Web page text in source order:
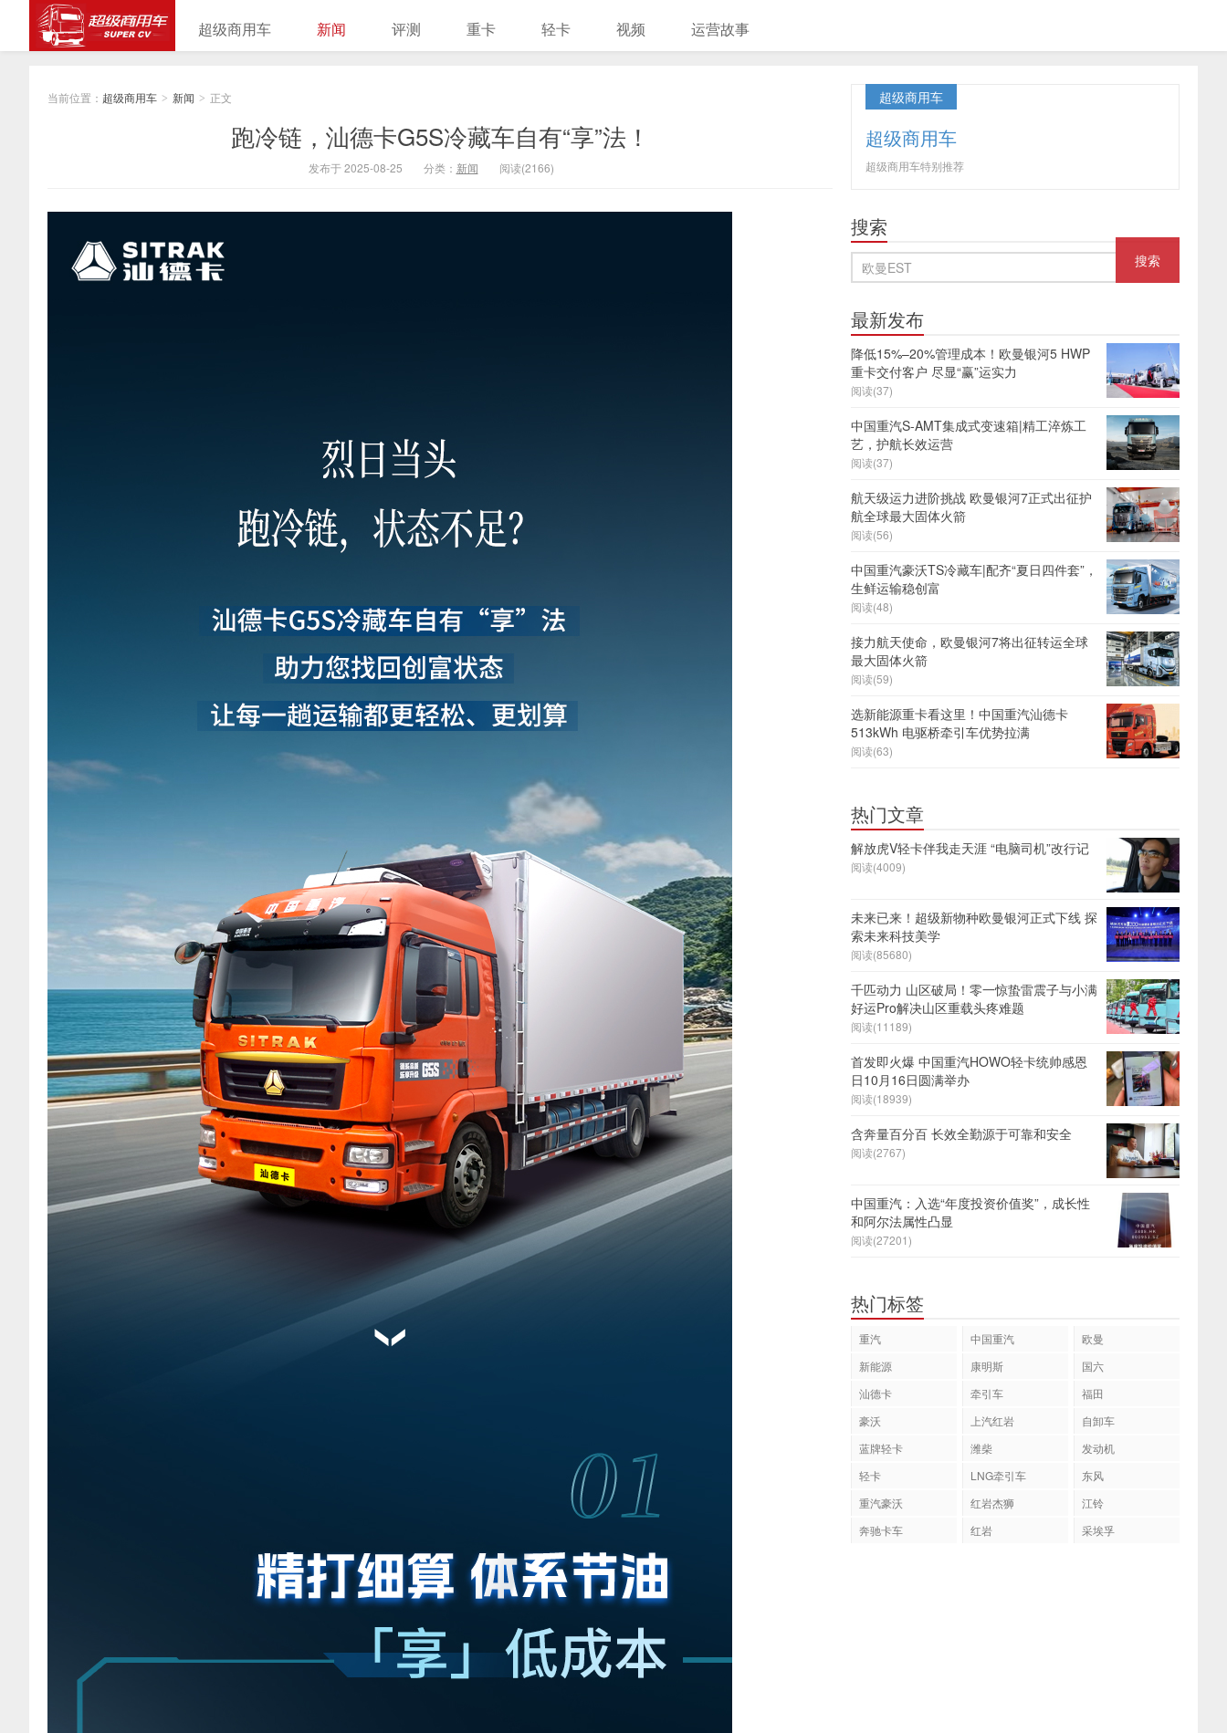
超级商用车 新闻 评测 重卡 轻卡 视频 运营故事
当前位置： 超级商用车 > 新闻 > 正文
跑冷链，汕德卡G5S冷藏车自有“享”法！
发布于 2025-08-25 分类： 新闻 阅读(2166)
超级商用车
超级商用车
超级商用车特别推荐
搜索
最新发布
降低15%–20%管理成本！欧曼银河5 HWP
重卡交付客户 尽显“赢”运实力
阅读(37)
中国重汽S-AMT集成式变速箱|精工淬炼工
艺，护航长效运营
阅读(37)
航天级运力进阶挑战 欧曼银河7正式出征护
航全球最大固体火箭
阅读(56)
中国重汽豪沃TS冷藏车|配齐“夏日四件套”，
生鲜运输稳创富
阅读(48)
接力航天使命，欧曼银河7将出征转运全球
最大固体火箭
阅读(59)
选新能源重卡看这里！中国重汽汕德卡
513kWh 电驱桥牵引车优势拉满
阅读(63)
热门文章
解放虎V轻卡伴我走天涯 “电脑司机”改行记
阅读(4009)
未来已来！超级新物种欧曼银河正式下线 探
索未来科技美学
阅读(85680)
千匹动力 山区破局！零一惊蛰雷震子与小满
好运Pro解决山区重载头疼难题
阅读(11189)
首发即火爆 中国重汽HOWO轻卡统帅感恩
日10月16日圆满举办
阅读(18939)
含奔量百分百 长效全勤源于可靠和安全
阅读(2767)
中国重汽：入选“年度投资价值奖”，成长性
和阿尔法属性凸显
阅读(27201)
热门标签
重汽 中国重汽
欧曼
新能源
康明斯
国六
汕德卡
牵引车
福田
豪沃
上汽红岩
自卸车
蓝牌轻卡
潍柴
发动机
轻卡
LNG牵引车
东风
重汽豪沃
红岩杰狮
江铃
奔驰卡车
红岩 采埃孚